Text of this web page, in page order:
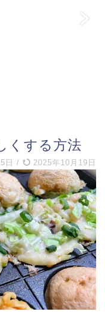
くする方法
日 / 2025年10月19日